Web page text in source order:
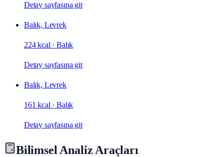
Detay sayfasına git
Balık, Levrek
224 kcal ·Balık
Detay sayfasına git
Balık, Levrek
161 kcal ·Balık
Detay sayfasına git
Bilimsel Analiz Araçları